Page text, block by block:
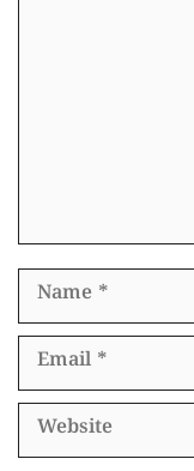
Name
Email
Website